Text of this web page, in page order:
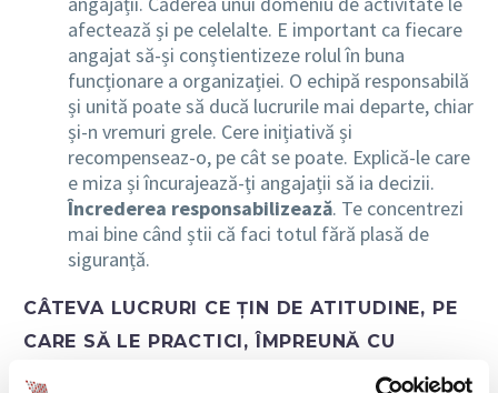
afectează și pe celelalte. E important ca fiecare
angajat să-și conștientizeze rolul în buna
funcționare a organizației. O echipă responsabilă
și unită poate să ducă lucrurile mai departe, chiar
și-n vremuri grele. Cere inițiativă și
recompenseaz-o, pe cât se poate. Explică-le care
e miza și încurajează-ți angajații să ia decizii.
Încrederea responsabilizează. Te concentrezi
mai bine când știi că faci totul fără plasă de
siguranță.
CÂTEVA LUCRURI CE ȚIN DE ATITUDINE, PE
CARE SĂ LE PRACTICI, ÎMPREUNĂ CU
ECHIPA TA: